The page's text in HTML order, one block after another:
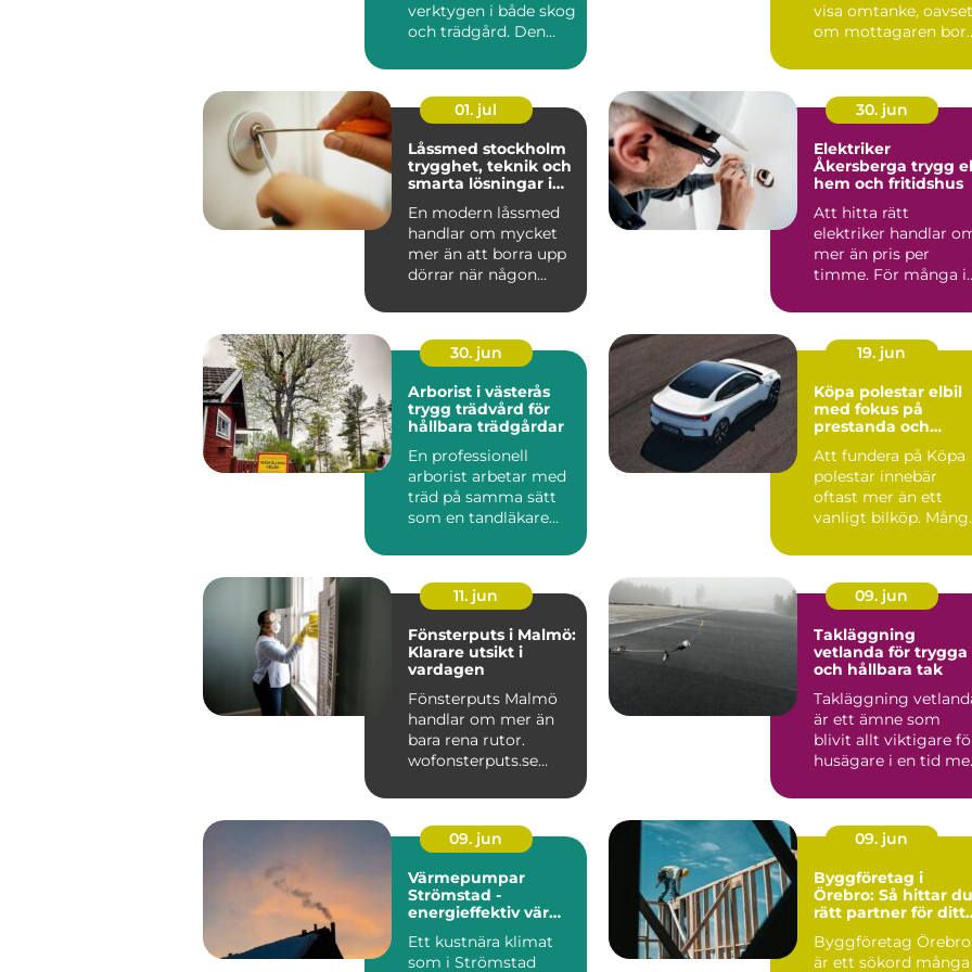
verktygen i både skog
och trädgård. Den
visa omtanke,
om mottagaren bor
01. jul
Låssmed stockholm
trygghet, teknik och
smarta lösningar i
En modern låssmed
handlar om mycket
mer än att borra upp
dörrar när någon
arbe...
30. jun
Elektriker
Åkersberga trygg el i
hem och fritidshus
Att hitta rätt
elektriker handlar
mer än pris per
timme. För många i
förutsät...
30. jun
Arborist i västerås
trygg trädvård för
hållbara trädgårdar
En professionell
arborist arbetar med
träd på samma sätt
som en tandläkare
tid...
19. jun
Köpa polestar elbil
med fokus på
prestanda och
Att fundera på Köpa
polestar innebär
oftast mer än ett
vanligt bilköp.
...
11. jun
Fönsterputs i Malmö:
Klarare utsikt i
vardagen
Fönsterputs Malmö
handlar om mer än
bara rena rutor.
wofonsterputs.se
09. jun
Takläggning
vetlanda för trygga
och hållbara tak
Takläggning
är ett ämne som
blivit allt viktigare
husägare i en tid
09. jun
Värmepumpar
Strömstad -
energieffektiv värme
Ett kustnära klimat
som i Strömstad
09. jun
Byggföretag i
Örebro: Så hittar du
rätt partner för ditt
Byggföretag Örebro
är ett sökord många